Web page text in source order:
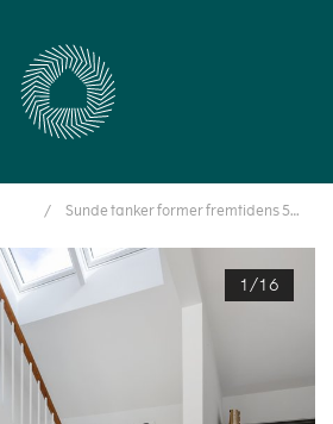
/ Sunde tanker former fremtidens 50’er-villa
1/16